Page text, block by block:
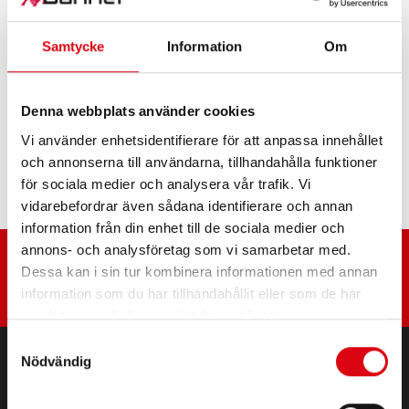
Samtycke Information Om
Denna webbplats använder cookies
Vi använder enhetsidentifierare för att anpassa innehållet
och annonserna till användarna, tillhandahålla funktioner
för sociala medier och analysera vår trafik. Vi
vidarebefordrar även sådana identifierare och annan
information från din enhet till de sociala medier och
annons- och analysföretag som vi samarbetar med.
Dessa kan i sin tur kombinera informationen med annan
information som du har tillhandahållit eller som de har
samlat in när du har använt deras tjänster.
Nödvändig
Wheel loader FD 20, 25, 30
Wheel loader FG 25